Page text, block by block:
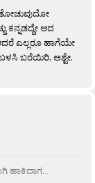
ಕನ್ನಡದ್ದೇ ಆದ
ಎಲ್ಲರೂ ಹಾಗೆಯೇ
ಬಳಸಿ ಬರೆಯಿರಿ, ಅಶ್ಟೇ.
ಹಾಕಿದಾಗ…